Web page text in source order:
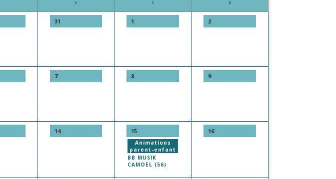
V S D
31 1 2
7 8 9
14 15
Animations
parent-enfant
BB MUSIK
CAMOEL (56)
16